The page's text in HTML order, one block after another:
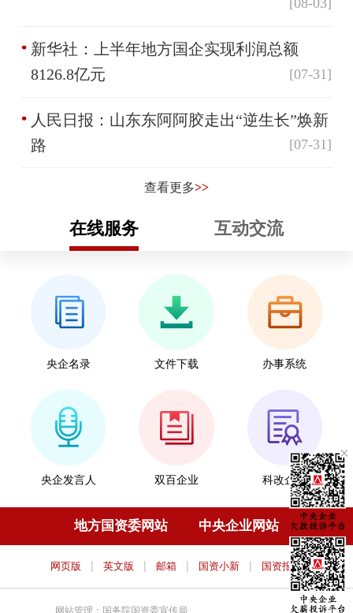
[08-03]
新华社：上半年地方国企实现利润总额
8126.8亿元
[07-31]
人民日报：山东东阿阿胶走出“逆生长”焕新
路
[07-31]
查看更多>>
在线服务 互动交流
央企名录 文件下载 办事系统
央企发言人 双百企业 科改企业
地方国资委网站 中央企业网站
网页版 | 英文版 | 邮箱 | 国资小新 | 国资报告
网站管理：国务院国资委宣传局